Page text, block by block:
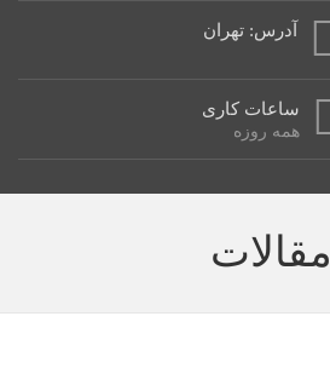
آدرس: تهران
ساعات کاری
همه روزه
مقالات